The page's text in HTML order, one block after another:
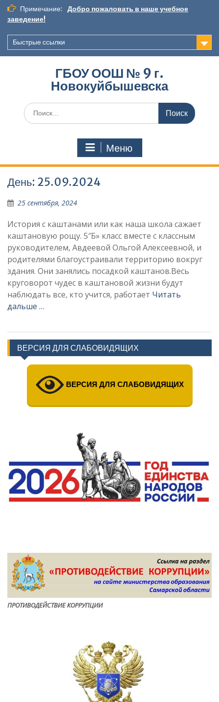
Перейти
содержимому
Примечание:
Добро пожаловать в наше учебное
заведение!
Быстрые ссылки
ГБОУ ООШ № 9 г.
Новокуйбышевска
Искать:
Меню
День: 25.09.2024
25 сентября, 2024
История с каштанами или как наша школа сажает
каштановую рощу. 5″Б» класс вместе с классным
руководителем, Авдеевой Ольгой Алексеевной, и
родителями благоустраивали территорию вокруг
здания. Они занялись посадкой каштанов.Весь
круговорот чудес в каштановой жизни будут
наблюдать все, кто учится, работает Читать
дальше …
ВЕРСИЯ ДЛЯ СЛАБОВИДЯЩИХ
ВЕРСИЯ ДЛЯ СЛАБОВИДЯЩИХ
ПРОТИВОДЕЙСТВИЕ КОРРУПЦИИ